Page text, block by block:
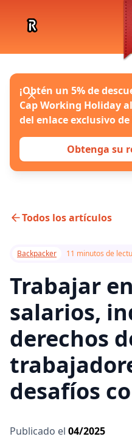
¡Obtén un 5% de
Cap Working Holiday
del enlace exclusivo
Obtenga su
Todos los artículos
Backpacker 11 minutos de
Trabajar
salarios,
derechos
desafíos
Publicado el 04/2025